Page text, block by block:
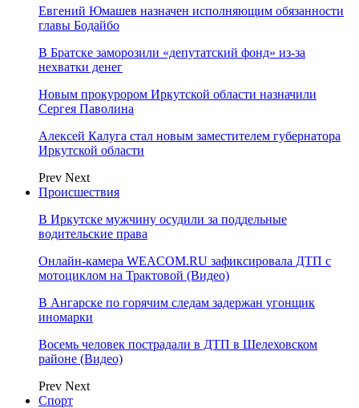
Евгений Юмашев назначен исполняющим обязанности
главы Бодайбо
В Братске заморозили «депутатский фонд» из‑за
нехватки денег
Новым прокурором Иркутской области назначили
Сергея Паволина
Алексей Калуга стал новым заместителем губернатора
Иркутской области
Prev Next
Происшествия
В Иркутске мужчину осудили за поддельные
водительские права
Онлайн-камера WEACOM.RU зафиксировала ДТП с
мотоциклом на Трактовой (Видео)
В Ангарске по горячим следам задержан угонщик
иномарки
Восемь человек пострадали в ДТП в Шелеховском
районе (Видео)
Prev Next
Спорт